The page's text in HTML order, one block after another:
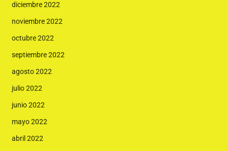
diciembre 2022
noviembre 2022
octubre 2022
septiembre 2022
agosto 2022
julio 2022
junio 2022
mayo 2022
abril 2022